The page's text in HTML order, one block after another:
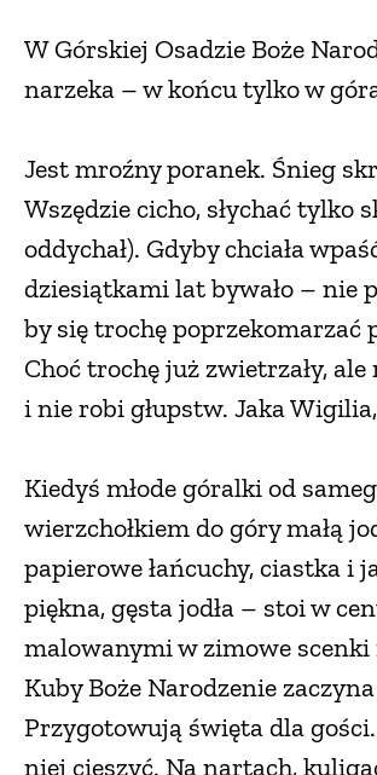
W Górskiej Osadzie Boże
narzeka – w końcu tylko w
Jest mroźny poranek. Śnieg
Wszędzie cicho, słychać
oddychał). Gdyby chciała
dziesiątkami lat bywało – nie
by się trochę
Choć trochę już zwietrzały,
i nie robi głupstw. Jaka
Kiedyś młode góralki od
wierzchołkiem do góry małą
papierowe łańcuchy, ciastka i
piękna, gęsta jodła – stoi w
malowanymi w zimowe
Kuby Boże Narodzenie
Przygotowują święta dla
niej cieszyć. Na nartach,